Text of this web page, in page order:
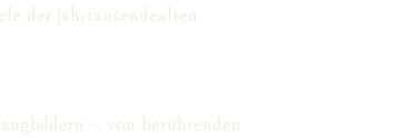
der jahrtausendealten
– von berührenden